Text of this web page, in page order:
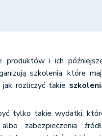
produktów i ich
szkolenia, które
rozliczyć takie
tylko takie wydatki,
zabezpieczenia